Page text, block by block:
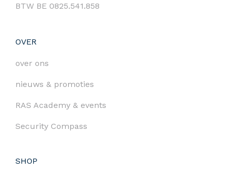
BTW BE 0825.541.858
OVER
over ons
nieuws & promoties
RAS Academy & events
Security Compass
SHOP